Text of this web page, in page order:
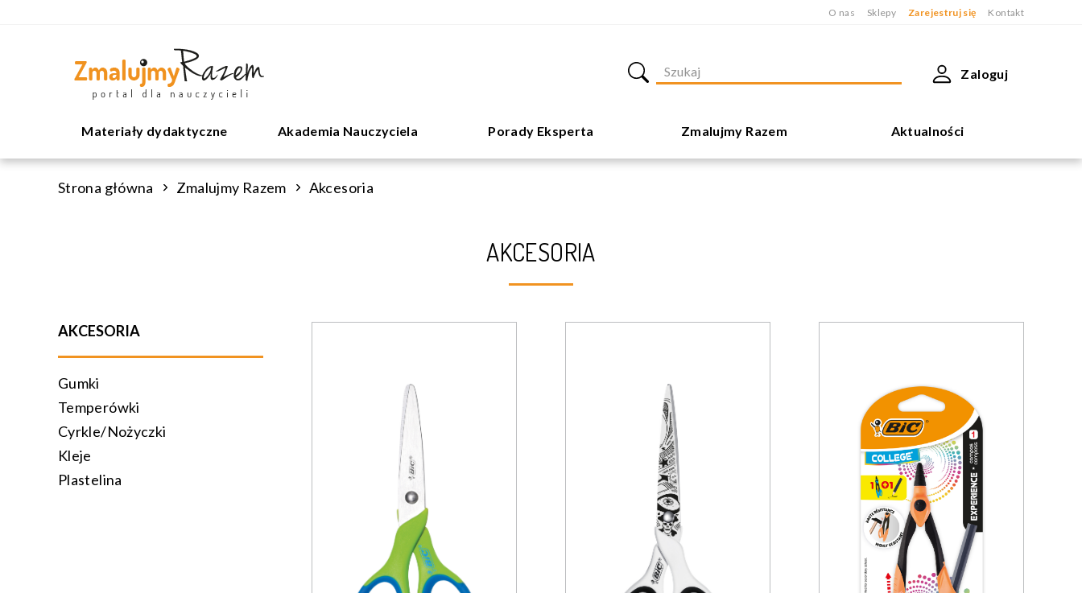
O nas Sklepy Zarejestruj się Kontakt
Zaloguj
Materiały dydaktyczne Akademia Nauczyciela Porady Eksperta Zmalujmy Razem Aktualności
Strona główna Zmalujmy Razem Akcesoria
AKCESORIA
AKCESORIA
Gumki
Temperówki
Cyrkle/Nożyczki
Kleje
Plastelina